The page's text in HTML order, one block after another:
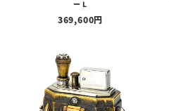
ー L
369,600